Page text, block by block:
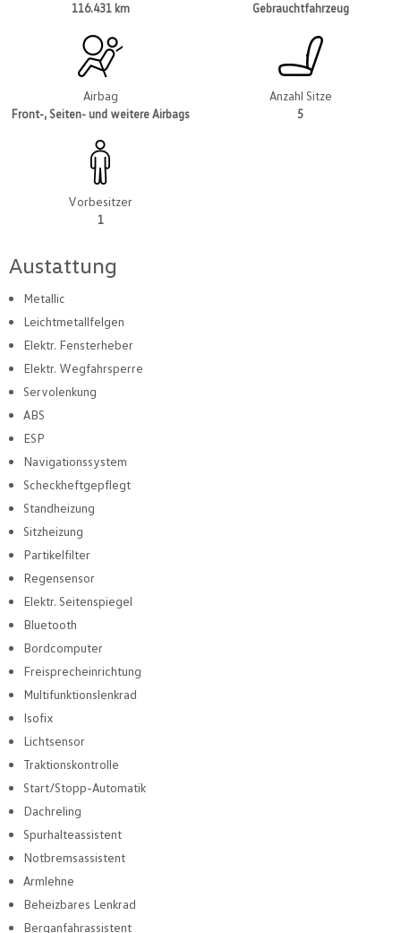
116.431 km Gebrauchtfahrzeug
Airbag
Front-, Seiten- und weitere Airbags
Anzahl Sitze
5
Vorbesitzer
1
Austattung
Metallic
Leichtmetallfelgen
Elektr. Fensterheber
Elektr. Wegfahrsperre
Servolenkung
ABS
ESP
Navigationssystem
Scheckheftgepflegt
Standheizung
Sitzheizung
Partikelfilter
Regensensor
Elektr. Seitenspiegel
Bluetooth
Bordcomputer
Freisprecheinrichtung
Multifunktionslenkrad
Isofix
Lichtsensor
Traktionskontrolle
Start/Stopp-Automatik
Dachreling
Spurhalteassistent
Notbremsassistent
Armlehne
Beheizbares Lenkrad
Berganfahrassistent